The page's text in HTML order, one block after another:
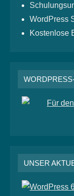
WordPress
Kostenlose
UNSER